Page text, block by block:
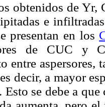
obtenidos de Yr,
e
presentan en los
de CUC y
entre
decir, a mayor
Esto se debe a